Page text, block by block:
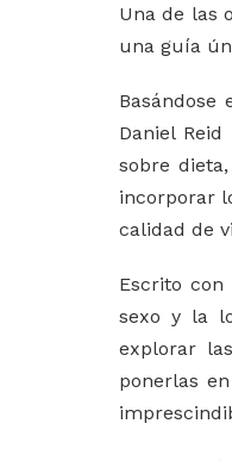
Una de las
una guía
Basándose
Daniel
sobre
incorporar
calidad de
Escrito
sexo y la
explorar
ponerlas